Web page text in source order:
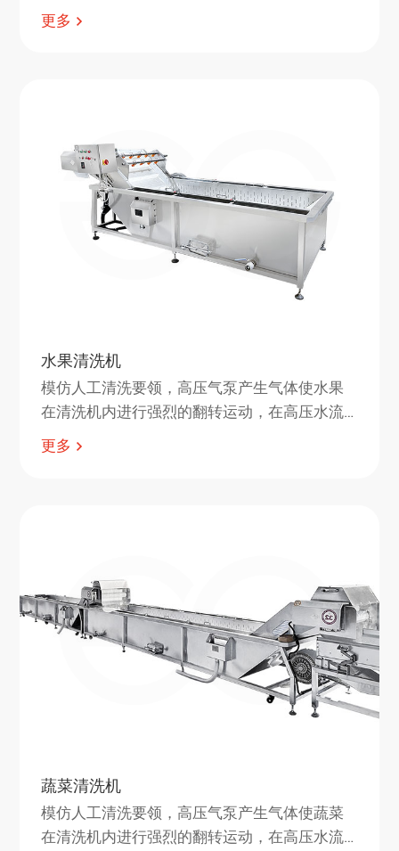
豆与旋转的毛刷辊接触产生表面摩擦，清水从
喷淋水管中喷出冲洗土豆，从而达到洗净的目
更多
水果清洗机
模仿人工清洗要领，高压气泵产生气体使水果
在清洗机内进行强烈的翻转运动，在高压水流
和气泡的作用下，有效分离水果表面附着的杂
质,清洗干净。
更多
蔬菜清洗机
模仿人工清洗要领，高压气泵产生气体使蔬菜
在清洗机内进行强烈的翻转运动，在高压水流